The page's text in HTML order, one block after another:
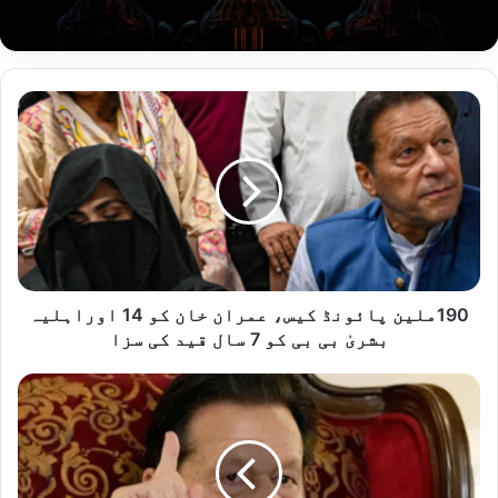
1
ل
ا
ڈ
ی
،
190ملین پائونڈ کیس، عمران خان کو 14 اوراہلیہ
بشریٰ بی بی کو 7 سال قید کی سزا
ا
ا